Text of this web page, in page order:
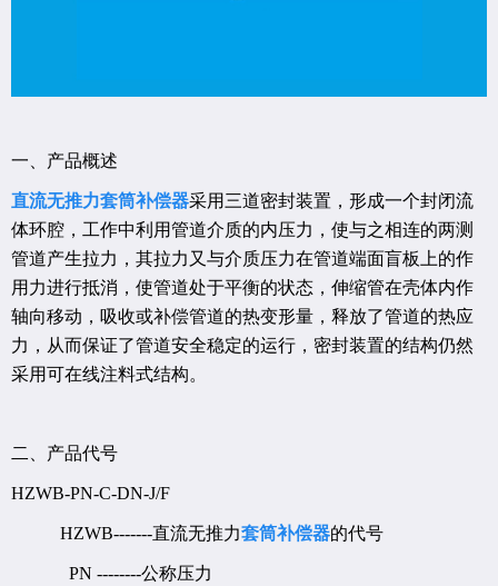
一、产品概述
直流无推力套筒补偿器采用三道密封装置，形成一个封闭流
体环腔，工作中利用管道介质的内压力，使与之相连的两测
管道产生拉力，其拉力又与介质压力在管道端面盲板上的作
用力进行抵消，使管道处于平衡的状态，伸缩管在壳体内作
轴向移动，吸收或补偿管道的热变形量，释放了管道的热应
力，从而保证了管道安全稳定的运行，密封装置的结构仍然
采用可在线注料式结构。
二、产品代号
HZWB-PN-C-DN-J/F
HZWB-------直流无推力套筒补偿器的代号
PN --------公称压力